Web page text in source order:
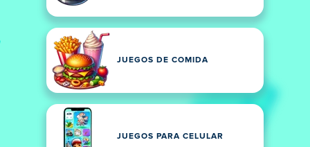
JUEGOS DE COMIDA
JUEGOS PARA CELULAR